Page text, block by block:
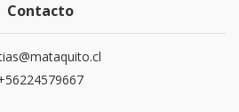
Contacto